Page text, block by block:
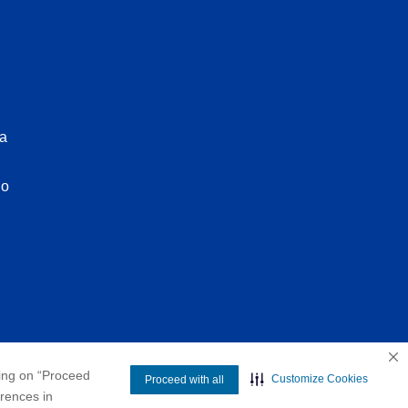
on “Proceed
in
Proceed with all Customize Cookies